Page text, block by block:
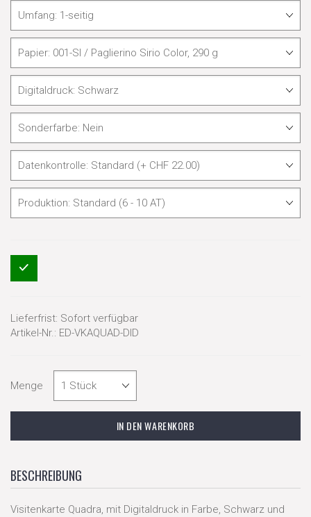
Lieferfrist: Sofort verfügbar
Artikel-Nr.: ED-VKAQUAD-DID
Menge
BESCHREIBUNG
Visitenkarte Quadra, mit Digitaldruck in Farbe, Schwarz und